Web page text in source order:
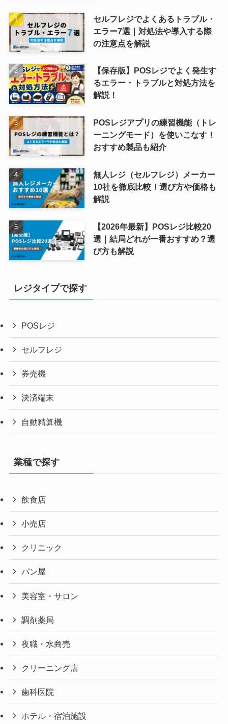
セルフレジでよくあるトラブル・
エラー7選｜対処法や導入する際
の注意点を解説
【保存版】POSレジでよく発生す
るエラー・トラブルと対処方法を
解説！
POSレジアプリの練習機能（トレ
ーニングモード）を使いこなす！
おすすめ製品も紹介
無人レジ（セルフレジ）メーカー
10社を徹底比較！選び方や価格も
解説
【2026年最新】POSレジ比較20
選｜結局どれが一番おすすめ？選
び方も解説
レジタイプで探す
POSレジ
セルフレジ
券売機
決済端末
自動精算機
業種で探す
飲食店
小売店
クリニック
パン屋
美容室・サロン
調剤薬局
夜職・水商売
クリーニング店
歯科医院
ホテル・宿泊施設